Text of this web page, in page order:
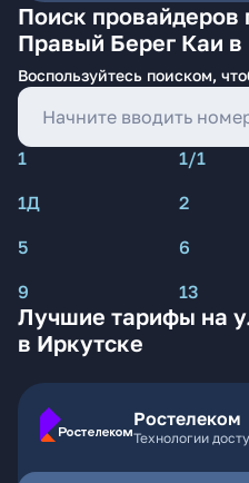
Поиск провайдеров
Правый Берег Каи в
Воспользуйтесь поиском,
1 1/1
1Д
2
5
6
9
13
Лучшие тарифы на
в Иркутске
Ростелеком
Технологии